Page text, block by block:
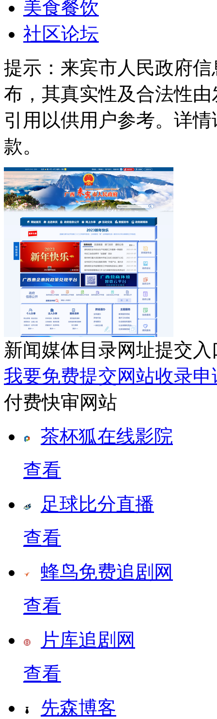
美食餐饮
社区论坛
提示： 来宾市人民政府
布，其真实性及合法性
引用以供用户参考。详
款。
新闻媒体目录网址提交入
我要免费提交网站收录申
付费快审网站
茶杯狐在线影院
查看
足球比分直播
查看
蜂鸟免费追剧网
查看
片库追剧网
查看
先森博客